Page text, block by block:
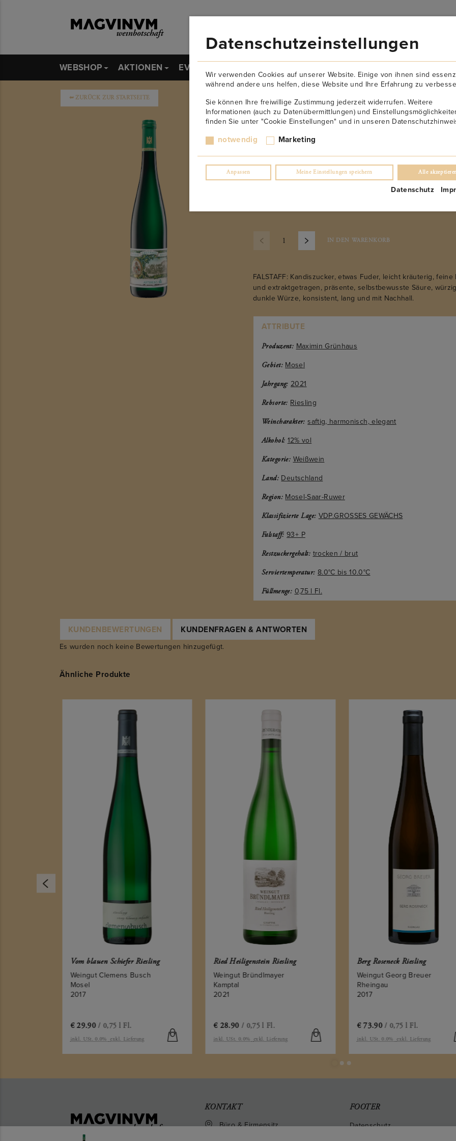
WEBSHOP AKTIONEN EVENTS
➥ZURÜCK ZUR STARTSEITE
Abtsberg Großes
€42.90 / 0,75 l Fl.
IN DEN WARENKORB
FALSTAFF: Kandiszucker, etwas Fuder, leicht kräuterig,
und extraktgetragen, präsente, selbstbewusste Säure,
dunkle Würze, konsistent, lang und mit Nachhall.
ATTRIBUTE
Produzent: Maximin Grünhaus
Gebiet: Mosel
Jahrgang: 2021
Rebsorte: Riesling
Weincharakter: saftig, harmonisch, elegant
Alkohol: 12% vol
Kategorie: Weißwein
Land: Deutschland
Region: Mosel-Saar-Ruwer
Klassifizierte Lage: VDP.GROSSES GEWÄCHS
Falstaff: 93+ P
Restzuckergehalt: trocken / brut
Serviertemperatur: 8.0°C bis 10.0°C
Füllmenge: 0,75 l Fl.
KUNDENBEWERTUNGEN KUNDENFRAGEN & ANTWORTEN
Es wurden noch keine Bewertungen hinzugefügt.
Ähnliche Produkte
Vom blauen Schiefer Riesling
Weingut Clemens Busch
Mosel
2017
€29.90 / 0,75 l Fl.
inkl. USt. 0.0% exkl. Lieferung
Ried Heiligenstein Riesling
Weingut Bründlmayer
Kamptal
2021
€28.90 / 0,75 l Fl.
inkl. USt. 0.0% exkl. Lieferung
Berg Roseneck Riesling
Weingut Georg Breuer
Rheingau
2017
€ 73.90 / 0,75 l Fl.
inkl. USt. 0.0% exkl. Lieferung
KONTAKT
Büro & Firmensitz
FOOTER
Datenschutz
Datenschutzeinstellungen
Wir verwenden Cookies auf unserer Website. Einige von ihnen sind
während andere uns helfen, diese Website und Ihre Erfahrung zu
Sie können Ihre freiwillige Zustimmung jederzeit widerrufen. Weitere
Informationen (auch zu Datenübermittlungen) und
finden Sie unter "Cookie Einstellungen" und in unseren
notwendig Marketing
Anpassen Meine Einstellungen speichern Alle
Datenschutz